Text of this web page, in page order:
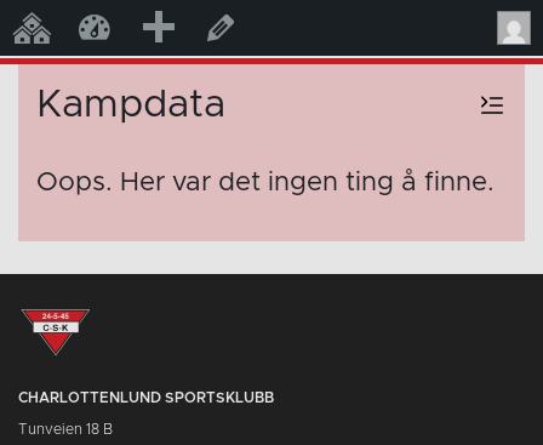
Kampdata
Oops. Her var det ingen ting å finne.
CHARLOTTENLUND SPORTSKLUBB
Tunveien 18 B
Mine nettstederCharlottenlund
Legg
til